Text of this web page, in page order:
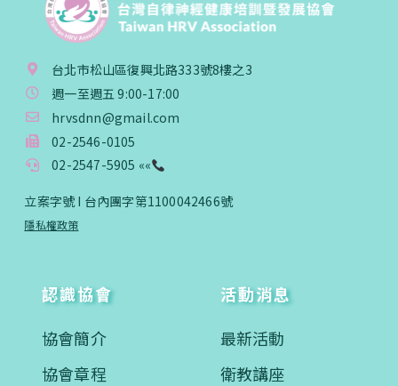
台北市松山區復興北路333號8樓之3
週一至週五 9:00-17:00
hrvsdnn@gmail.com
02-2546-0105
02-2547-5905 ««
立案字號 I 台內團字第1100042466號
隱私權政策
認識協會
協會簡介
協會章程
活動消息
最新活動
衛教講座